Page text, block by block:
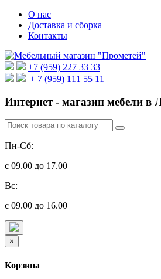
О нас
Доставка и сборка
Контакты
+7 (959) 227 33 33
+ 7 (959) 111 55 11
Интернет - магазин мебели в
Пн-Сб:
с 09.00 до 17.00
Вс:
с 09.00 до 16.00
×
Корзина